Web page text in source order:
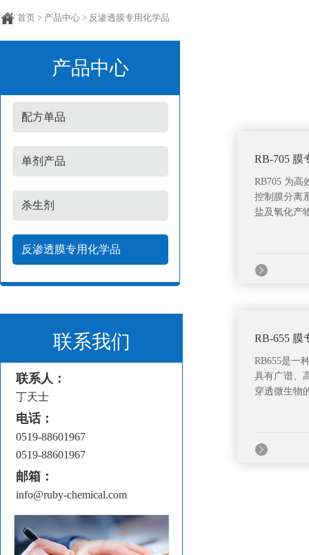
首页 > 产品中心 > 反渗透膜专用化学品
产品中心
配方单品
单剂产品
杀生剂
反渗透膜专用化学品
联系我们
联系人：
丁天士
电话：
0519-88601967
0519-88601967
邮箱：
info@ruby-chemical.com
RB-705 膜
RB705 为高
控制膜分离
盐及氧化产
RB-655 膜
RB655是一
具有广谱、
穿透微生物